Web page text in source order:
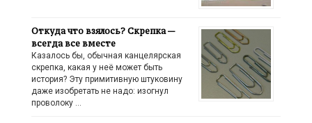
Откуда что взялось? Скрепка —
всегда все вместе
Казалось бы, обычная канцелярская
скрепка, какая у неё может быть
история? Эту примитивную штуковину
даже изобретать не надо: изогнул
проволоку …